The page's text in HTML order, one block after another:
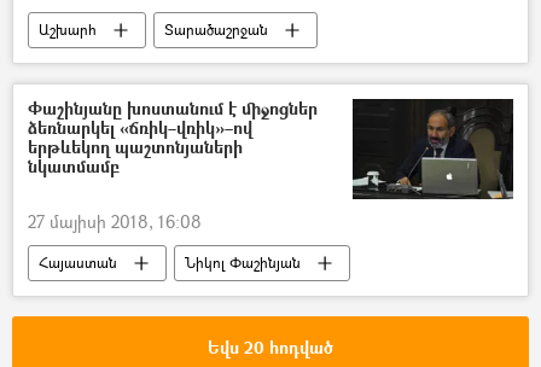
Աշխարհ Տարածաշրջան
Փաշինյանը խոստանում է միջոցներ
ձեռնարկել «ճռիկ–վռիկ»–ով
երթևեկող պաշտոնյաների
նկատմամբ
27 մայիսի 2018, 16:08
Հայաստան Նիկոլ Փաշինյան
Եվս 20 հոդված